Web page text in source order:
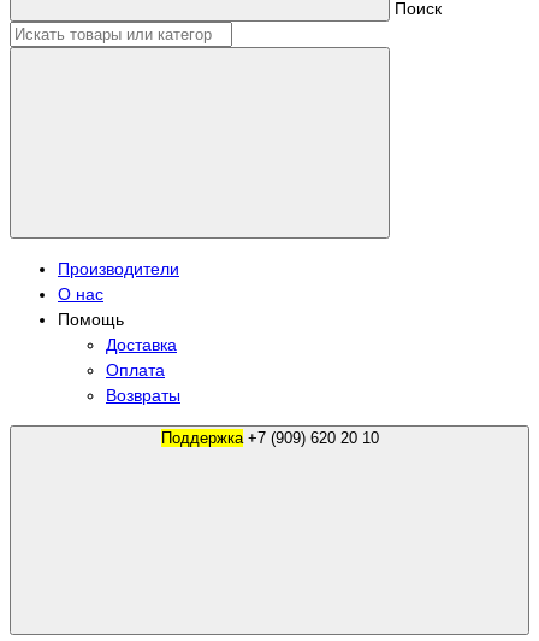
Поиск
Производители
О нас
Помощь
Доставка
Оплата
Возвраты
Поддержка +7 (909) 620 20 10